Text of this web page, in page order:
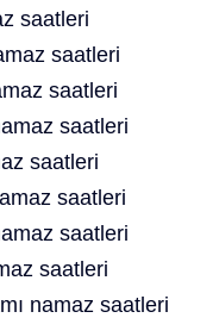
saatleri
saatleri
saatleri
saatleri
saatleri
saatleri
saatleri
saatleri
namaz saatleri